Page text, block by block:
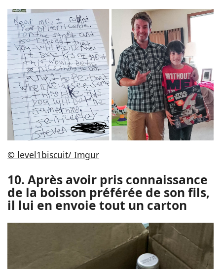
© level1biscuit/ Imgur
10. Après avoir pris connaissance
de la boisson préférée de son fils,
il lui en envoie tout un carton